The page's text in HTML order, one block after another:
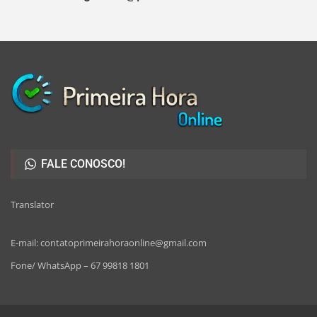
FALE CONOSCO!
Translator
E-mail: contatoprimeirahoraonline@gmail.com
Fone/ WhatsApp – 67 99818 1801